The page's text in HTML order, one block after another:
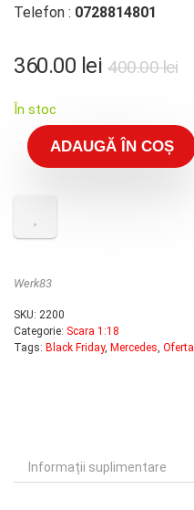
Telefon : 0728814801
400.00lei
360.00 lei
În stoc
ADAUGĂ ÎN COȘ
Werk83
SKU: 2200
Categorie: Scara 1:18
Tags: Black Friday, Mercedes, Oferta
Informații suplimentare